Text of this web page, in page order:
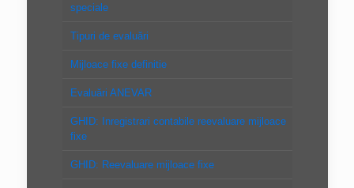
speciale
Tipuri de evaluări
Mijloace fixe definitie
Evaluări ANEVAR
GHID: Inregistrari contabile reevaluare mijloace
fixe
GHID: Reevaluare mijloace fixe